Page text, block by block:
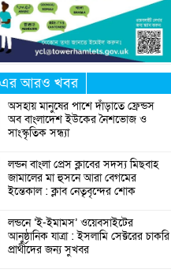
এর আরও খবর
অসহায় মানুষের পাশে দাঁড়াতে ফ্রেন্ডস
অব বাংলাদেশ ইউকের নৈশভোজ ও
সাংস্কৃতিক সন্ধ্যা
লন্ডন বাংলা প্রেস ক্লাবের সদস্য মিছবাহ
জামালের মা হুসনে আরা বেগমের
ইন্তেকাল : ক্লাব নেতৃবৃন্দের শোক
লন্ডনে ‘ই-ইমামস’ ওয়েবসাইটের
আনুষ্ঠানিক যাত্রা : ইসলামি সেক্টরের চাকরি
প্রার্থীদের জন্য সুখবর